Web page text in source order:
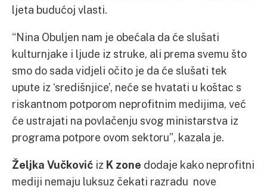
ljeta budućoj vlasti.
“Nina Obuljen nam je obećala da će slušati
kulturnjake i ljude iz struke, ali prema svemu što
smo do sada vidjeli očito je da će slušati tek
upute iz ‘središnjice’, neće se hvatati u koštac s
riskantnom potporom neprofitnim medijima, već
će ustrajati na povlačenju svog ministarstva iz
programa potpore ovom sektoru”, kazala je.
Željka Vučković iz K zone dodaje kako neprofitni
mediji nemaju luksuz čekati razradu nove